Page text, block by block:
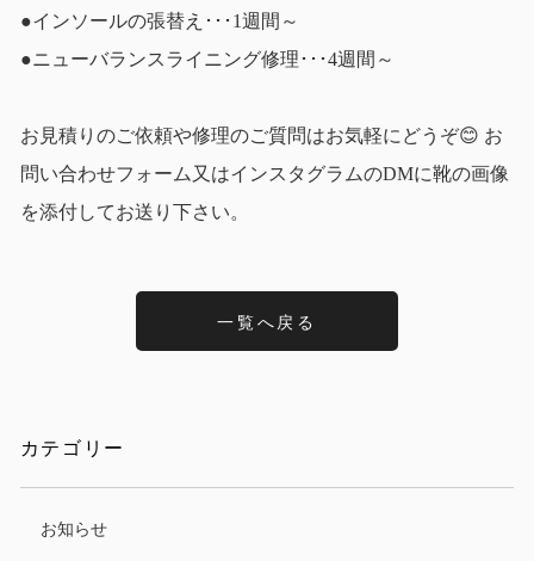
●インソールの張替え･･･1週間～
●ニューバランスライニング修理･･･4週間～
お見積りのご依頼や修理のご質問はお気軽にどうぞ😊 お
問い合わせフォーム又はインスタグラムのDMに靴の画像
を添付してお送り下さい。
一覧へ戻る
カテゴリー
お知らせ